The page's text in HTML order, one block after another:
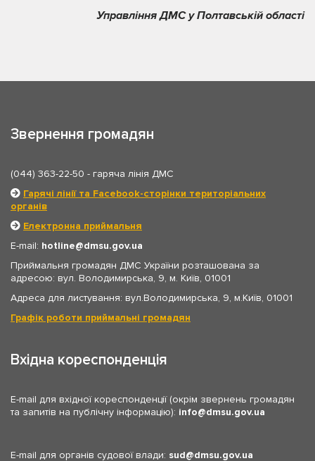
Управління ДМС у Полтавській області
Звернення громадян
(044) 363-22-50 - гаряча лінія ДМС
Гарячі лінії та Facebook-сторінки територіальних
органів
Електронна приймальня
E-mail: hotline
dmsu.gov.ua
Приймальня громадян ДМС України розташована за
адресою: вул. Володимирська, 9, м. Київ, 01001
Адреса для листування: вул.Володимирська, 9, м.Київ, 01001
Графік роботи приймальні громадян
Вхідна кореспонденція
E-mail для вхідної кореспонденції (окрім звернень громадян
та запитів на публічну інформацію): info dmsu.gov.ua
E-mail для органів судової влади: sud dmsu.gov.ua